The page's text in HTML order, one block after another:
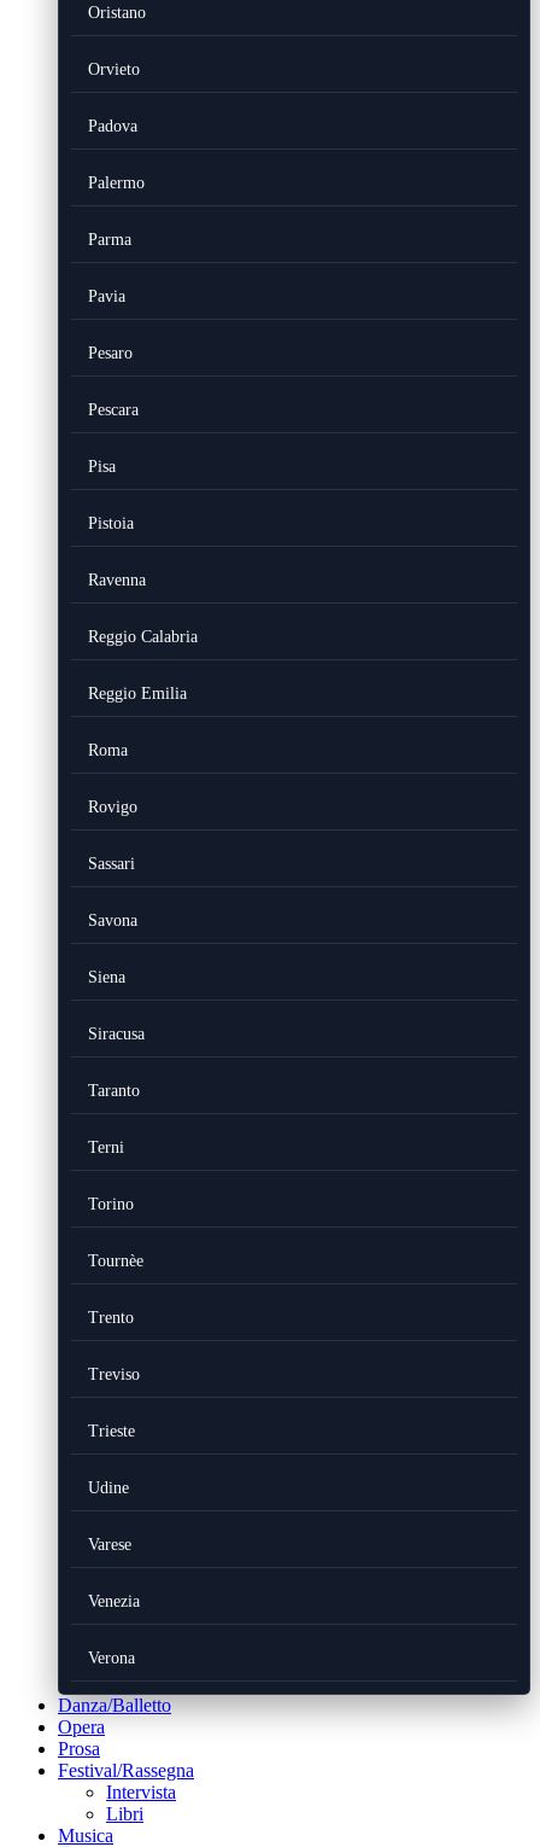
Oristano
Orvieto
Padova
Palermo
Parma
Pavia
Pesaro
Pescara
Pisa
Pistoia
Ravenna
Reggio Calabria
Reggio Emilia
Roma
Rovigo
Sassari
Savona
Siena
Siracusa
Taranto
Terni
Torino
Tournèe
Trento
Treviso
Trieste
Udine
Varese
Venezia
Verona
Danza/Balletto
Opera
Prosa
Festival/Rassegna
Intervista
Libri
Musica